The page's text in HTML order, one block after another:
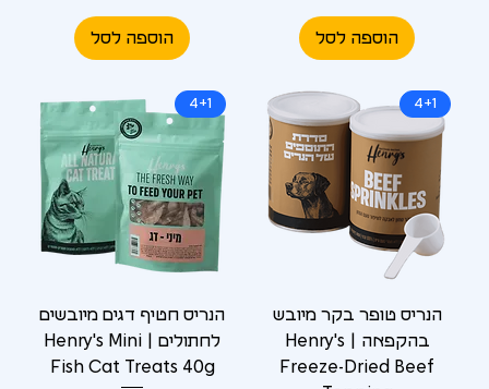
הוספה לסל הוספה לסל
4+1
הנריס טופר בקר מיובש
בהקפאה | Henry's
Freeze-Dried Beef
4+1
הנריס חטיף דגים מיובשים
לחתולים | Henry's Mini
Fish Cat Treats 40g